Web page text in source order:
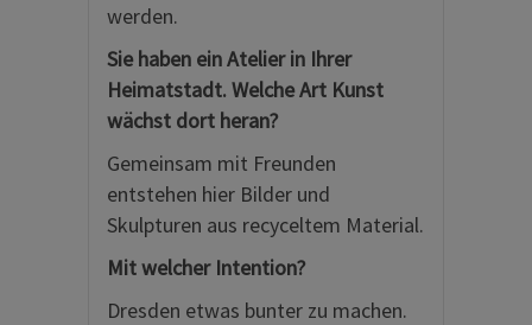
werden.
Sie haben ein Atelier in Ihrer
Heimatstadt. Welche Art Kunst
wächst dort heran?
Gemeinsam mit Freunden
entstehen hier Bilder und
Skulpturen aus recyceltem Material.
Mit welcher Intention?
Dresden etwas bunter zu machen.